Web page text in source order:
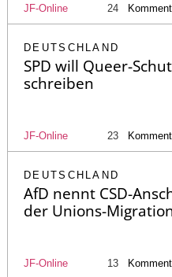
JF-Online 24
DEUTSCHLAND
SPD will Queer-
schreiben
JF-Online 23
DEUTSCHLAND
AfD nennt CSD-
der Unions-
JF-Online 13